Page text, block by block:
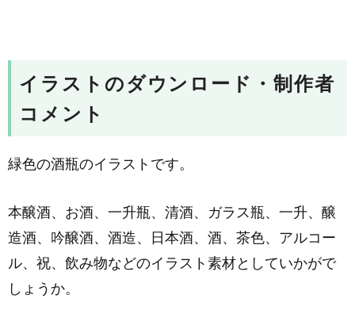
イラストのダウンロード・制作者
コメント
緑色の酒瓶のイラストです。
本醸酒、お酒、一升瓶、清酒、ガラス瓶、一升、醸
造酒、吟醸酒、酒造、日本酒、酒、茶色、アルコー
ル、祝、飲み物などのイラスト素材としていかがで
しょうか。